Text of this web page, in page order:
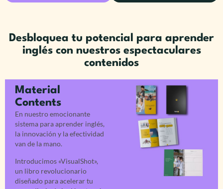
Desbloquea tu potencial para aprender
inglés con nuestros espectaculares
contenidos
Material
Contents
En nuestro emocionante
sistema para aprender inglés,
la innovación y la efectividad
van de la mano.
Introducimos «VisualShot»,
un libro revolucionario
diseñado para acelerar tu